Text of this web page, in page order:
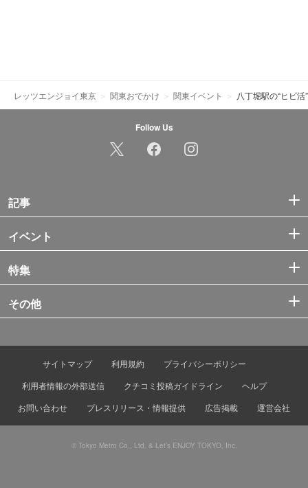
レッツエンジョイ東京 関東おでかけ 関東イベント 八丁堀駅の“ヒビ活
Follow Us
記事
イベント
特集
その他
サイトマップ 利用規約
プライバシーポリシー
利用者情報の外部送信
クチコミ投稿ガイドライン
ヘルプ
お問い合わせ
プレスリリース・情報提供 広告掲載 運営会社
© Tokyo Metro Co., Ltd. & Let’s ENJOY TOKYO, Inc.